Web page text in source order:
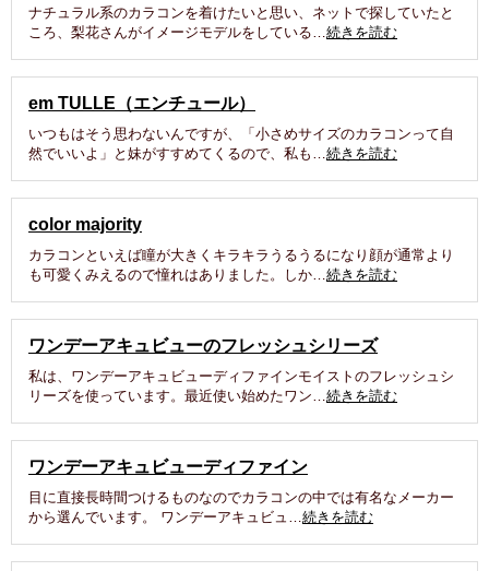
ナチュラル系のカラコンを着けたいと思い、ネットで探していたと
ころ、梨花さんがイメージモデルをしている…続きを読む
em TULLE（エンチュール）
いつもはそう思わないんですが、「小さめサイズのカラコンって自
然でいいよ」と妹がすすめてくるので、私も…続きを読む
color majority
カラコンといえば瞳が大きくキラキラうるうるになり顔が通常より
も可愛くみえるので憧れはありました。しか…続きを読む
ワンデーアキュビューのフレッシュシリーズ
私は、ワンデーアキュビューディファインモイストのフレッシュシ
リーズを使っています。最近使い始めたワン…続きを読む
ワンデーアキュビューディファイン
目に直接長時間つけるものなのでカラコンの中では有名なメーカー
から選んでいます。 ワンデーアキュビュ…続きを読む